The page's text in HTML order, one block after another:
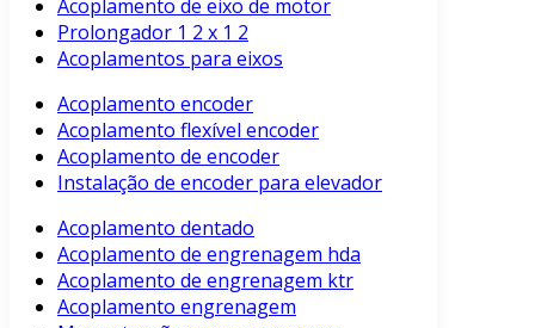
Acoplamento de eixo de motor
Prolongador 1 2 x 1 2
Acoplamentos para eixos
Acoplamento encoder
Acoplamento flexível encoder
Acoplamento de encoder
Instalação de encoder para elevador
Acoplamento dentado
Acoplamento de engrenagem hda
Acoplamento de engrenagem ktr
Acoplamento engrenagem